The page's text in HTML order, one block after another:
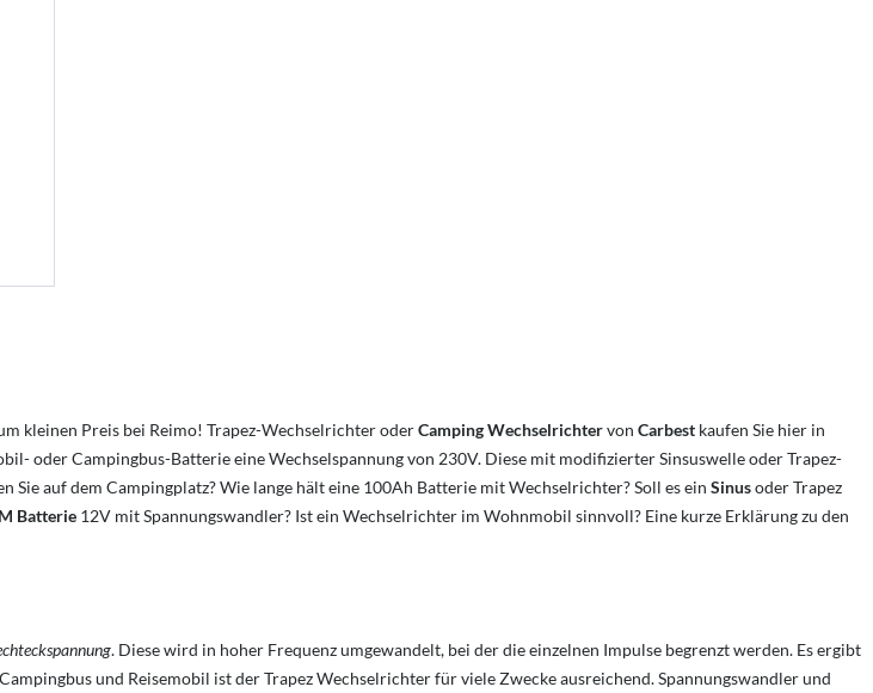
kleinen Preis bei Reimo! Trapez-Wechselrichter oderCamping Wechselrichtervon Carbest kaufen Sie hier in
oder Campingbus-Batterie eine Wechselspannung von 230V. Diese mit modifizierter Sinsuswelle oder Trapez-
Sie auf dem Campingplatz?Wie lange hält eine 100Ah Batterie mit Wechselrichter?Soll es ein Sinusoder Trapez
Batterie 12V mit Spannungswandler? Ist ein Wechselrichter im Wohnmobil sinnvoll? Eine kurze Erklärung zu den
. Diese wird in hoher Frequenz umgewandelt, bei der die einzelnen Impulse begrenzt werden. Es ergibt
und Reisemobil ist der Trapez Wechselrichter für viele Zwecke ausreichend. Spannungswandler und